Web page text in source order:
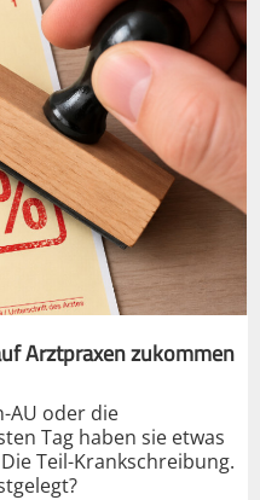
Arztpraxen zukommen
AU oder die
Tag haben sie etwas
Teil-Krankschreibung.